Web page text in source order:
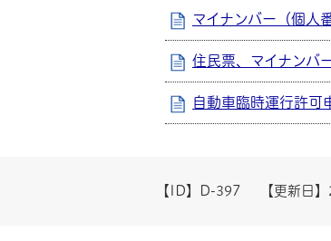
マイナンバー（個人
住民票、マイナンバ
自動車臨時運行許可
【ID】 D-397 【更新日】